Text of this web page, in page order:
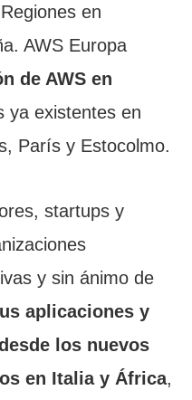
en
AWS Europa
de AWS en
ya existentes en
París y Estocolmo.
startups y
y sin ánimo de
aplicaciones y
los nuevos
en Italia y África,